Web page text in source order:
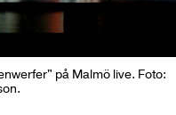
på Malmö live. Foto: